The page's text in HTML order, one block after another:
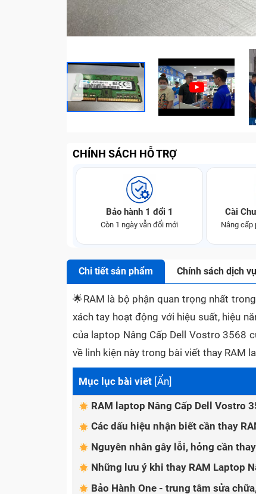
‹
CHÍNH SÁCH HỖ TRỢ
Bảo hành 1 đổi 1
Còn 1 ngày vẫn đổi mới
Cài
Nâng cấp
Chi tiết sản phẩm Chính sách dịch vụ
🌟RAM là bộ phận quan trọng nhất
xách tay hoạt động với hiệu suất, hiệu
của laptop Nâng Cấp Dell Vostro 3568
về linh kiện này trong bài viết thay
Mục lục bài viết [Ẩn]
RAM laptop Nâng Cấp Dell Vostro
Các dấu hiệu nhận biết cần thay
Nguyên nhân gây lỗi, hỏng cần
Những lưu ý khi thay RAM Laptop
Bảo Hành One - trung tâm sửa